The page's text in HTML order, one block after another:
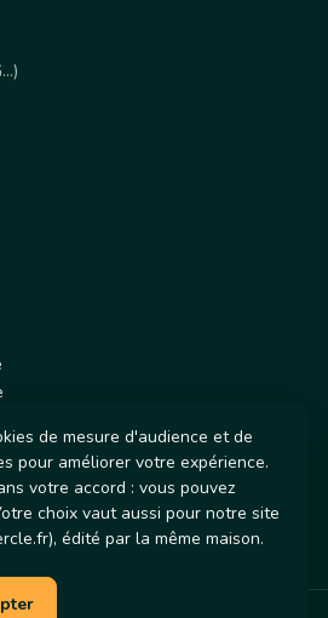
paris.fr
de mesure d'audience et de
pour améliorer votre expérience.
votre accord : vous pouvez
choix vaut aussi pour notre site
), édité par la même maison.